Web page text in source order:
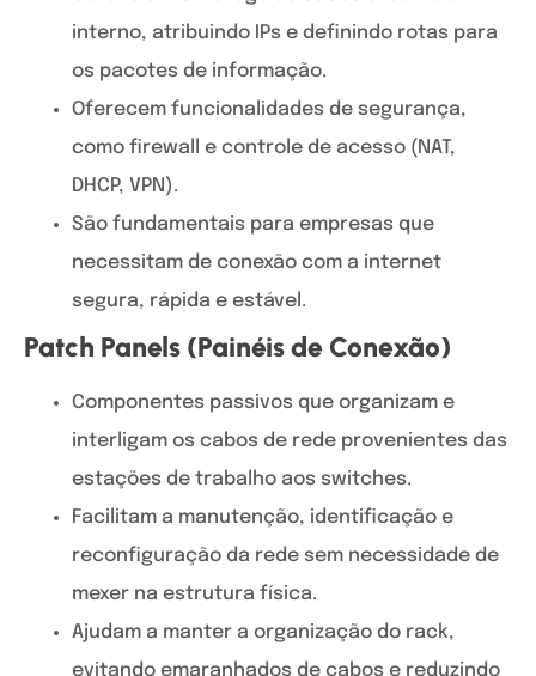
interno, atribuindo IPs e definindo rotas para
os pacotes de informação.
Oferecem funcionalidades de segurança,
como firewall e controle de acesso (NAT,
DHCP, VPN).
São fundamentais para empresas que
necessitam de conexão com a internet
segura, rápida e estável.
Patch Panels (Painéis de Conexão)
Componentes passivos que organizam e
interligam os cabos de rede provenientes das
estações de trabalho aos switches.
Facilitam a manutenção, identificação e
reconfiguração da rede sem necessidade de
mexer na estrutura física.
Ajudam a manter a organização do rack,
evitando emaranhados de cabos e reduzindo